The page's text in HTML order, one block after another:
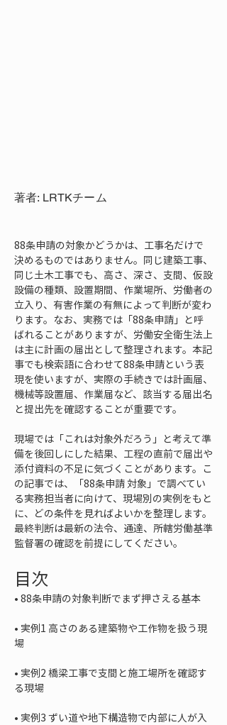
著者: LRTKチーム
88条申請の対象かどうかは、工事名だけで
決めるものではありません。同じ建築工事、
同じ土木工事でも、高さ、深さ、支間、仮設
設備の種類、設置期間、作業場所、労働者の
立入り、有害作業の有無によって判断が変わ
ります。なお、実務では「88条申請」と呼
ばれることがありますが、労働安全衛生法上
は主に計画の届出として整理されます。本記
事でも検索語に合わせて88条申請という表
現を使いますが、実際の手続きでは計画届、
機械等設置届、作業届など、該当する届出名
と提出先を確認することが重要です。
現場では「これは対象外だろう」と考えて準
備を後回しにした結果、工程の直前で届出や
添付資料の不足に気づくことがあります。こ
の記事では、「88条申請 対象」で調べてい
る実務担当者に向けて、現場別の実例をもと
に、どの条件を見ればよいかを整理します。
最終判断は最新の法令、通達、所轄労働基準
監督署の確認を前提にしてください。
目次
•
• 実例1 高さのある建築物や工作物を扱う現
• 実例2 橋梁工事で支間と施工場所を確認す
• 実例3 ずい道や地下構造物で内部に人が入